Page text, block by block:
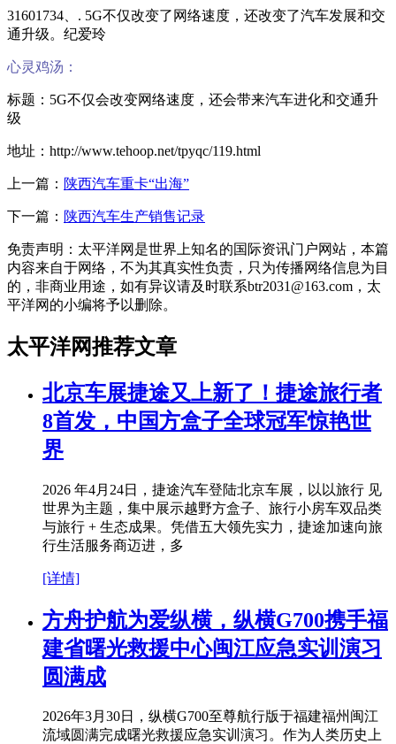
31601734、. 5G不仅改变了网络速度，还改变了汽车发展和交
通升级。纪爱玲
心灵鸡汤：
标题：5G不仅会改变网络速度，还会带来汽车进化和交通升
级
地址：http://www.tehoop.net/tpyqc/119.html
上一篇： 陕西汽车重卡“出海”
下一篇： 陕西汽车生产销售记录
免责声明：太平洋网是世界上知名的国际资讯门户网站，本篇
内容来自于网络，不为其真实性负责，只为传播网络信息为目
的，非商业用途，如有异议请及时联系btr2031@163.com，太
平洋网的小编将予以删除。
太平洋网推荐文章
北京车展捷途又上新了！捷途旅行者
8首发，中国方盒子全球冠军惊艳世
界
2026 年4月24日，捷途汽车登陆北京车展，以以旅行 见
世界为主题，集中展示越野方盒子、旅行小房车双品类
与旅行 + 生态成果。凭借五大领先实力，捷途加速向旅
行生活服务商迈进，多
[详情]
方舟护航为爱纵横，纵横G700携手福
建省曙光救援中心闽江应急实训演习
圆满成
2026年3月30日，纵横G700至尊航行版于福建福州闽江
流域圆满完成曙光救援应急实训演习。作为人类历史上